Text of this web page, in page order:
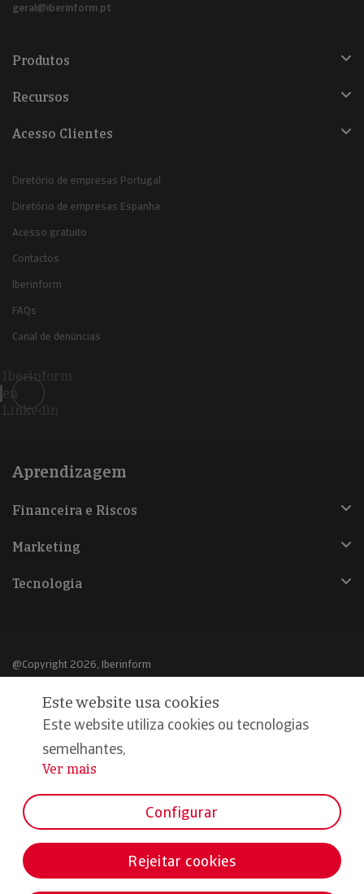
geral@iberinform.pt
Produtos
Recursos
Acesso Clientes
Diretório de empresas Portugal
Diretório de empresas Espanha
Acesso gratuito
Contactos
Iberinform
FAQs
Canal de denúncias
Iberinform
en
Linkedin
Aprendizagem
Financeira e Riscos
Marketing
Tecnologia
@Copyright 2026, Iberinform
Aviso legal
Política de cookies
Declaração de privacidade
Este website usa cookies
Este website utiliza cookies ou tecnologias
semelhantes,
...
Ver mais
Configurar
Rejeitar cookies